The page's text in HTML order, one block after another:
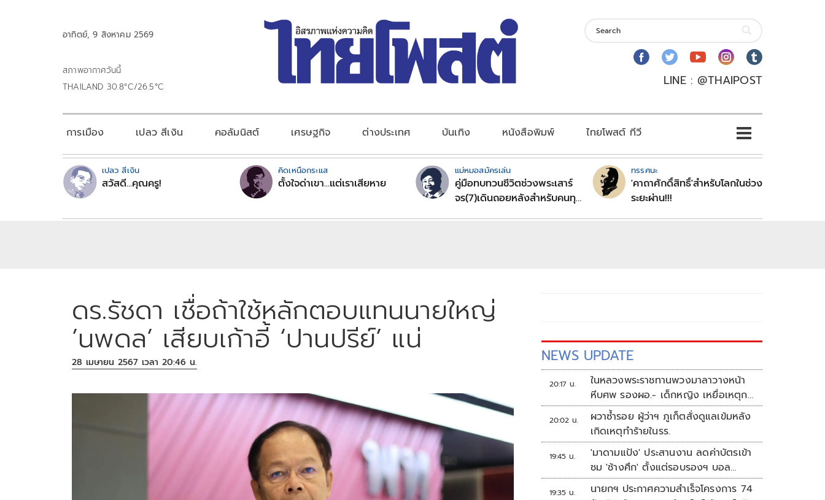
อาทิตย์, 9 สิงหาคม 2569
สภาพอากาศวันนี้
THAILAND 30.8°C/26.5°C
LINE : @THAIPOST
การเมือง เปลว สีเงิน คอลัมนิสต์ เศรษฐกิจ ต่างประเทศ บันเทิง หนังสือพิมพ์ ไทยโพสต์ ทีวี
เปลว สีเงิน
สวัสดี...คุณครู!
คิดเหนือกระแส
ตั้งใจด่าเขา...แต่เราเสียหาย
แม่หมอสมัครเล่น
คู่มือทบทวนชีวิตช่วงพระเสาร์
จร(7)เดินถอยหลังสำหรับคนทุก
ทรรศนะ
'คาถาศักดิ์สิทธิ์'สำหรับโลกในช่วง
ระยะผ่าน!!!
ดร.รัชดา เชื่อถ้าใช้หลักตอบแทนนายใหญ่
’นพดล’ เสียบเก้าอี้ ‘ปานปรีย์’ แน่
28 เมษายน 2567 เวลา 20:46 น. NEWS UPDATE
20:17 น.
ในหลวงพระราชทานพวงมาลาวางหน้า
หีบศพ รองผอ.- เด็กหญิง เหยื่อเหตุก
ราดยิง
20:02 น.
ผวาซ้ำรอย ผู้ว่าฯ ภูเก็ตสั่งดูแลเข้มหลัง
เกิดเหตุทำร้ายในรร.
19:45 น.
'มาดามแป้ง' ประสานงาน ลดค่าบัตรเข้า
ชม 'ช้างศึก' ตั้งแต่รอบรองฯ บอล
อาเซียน
19:35 น.
นายกฯ ประกาศความสำเร็จโครงการ 74